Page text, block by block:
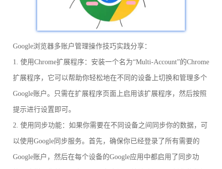
Google浏览器多账户管理操作技巧实践分享：
1. 使用Chrome扩展程序：安装一个名为“Multi-Account”的Chrome
扩展程序，它可以帮助你轻松地在不同的设备上切换和管理多个
Google账户。只需在扩展程序页面上启用该扩展程序，然后按照
提示进行设置即可。
2. 使用同步功能：如果你需要在不同设备之间同步你的数据，可
以使用Google同步服务。首先，确保你已经登录了所有需要的
Google账户，然后在每个设备的Google应用中都启用了同步功